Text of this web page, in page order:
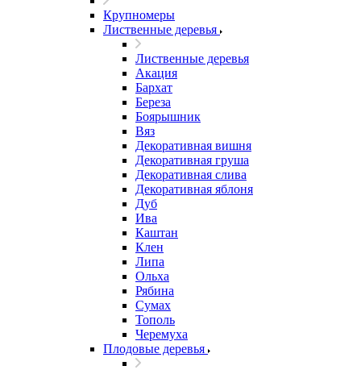
Крупномеры
Лиственные деревья
Лиственные деревья
Акация
Бархат
Береза
Боярышник
Вяз
Декоративная вишня
Декоративная груша
Декоративная слива
Декоративная яблоня
Дуб
Ива
Каштан
Клен
Липа
Ольха
Рябина
Сумах
Тополь
Черемуха
Плодовые деревья